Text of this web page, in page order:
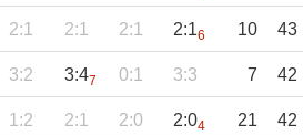
2:1 2:1 2:1 2:16 10 43
3:2 3:47 0:1 3:3 7 42
1:2 2:1 2:0 2:04 21 42